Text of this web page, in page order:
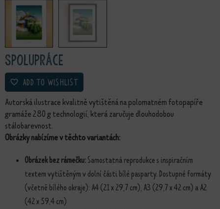
Spolupráce
ADD TO WISHLIST
Autorská ilustrace kvalitně vytištěná na polomatném fotopapíře
gramáže 280 g technologií, která zaručuje dlouhodobou
stálobarevnost.
Obrázky nabízíme v těchto variantách:
Obrázek bez rámečku:Samostatná reprodukce s inspiračním
textem vytištěným v dolní části bílé pasparty. Dostupné formáty
(včetně bílého okraje): A4 (21 x 29,7 cm), A3 (29,7 x 42 cm) a A2
(42 x 59,4 cm)